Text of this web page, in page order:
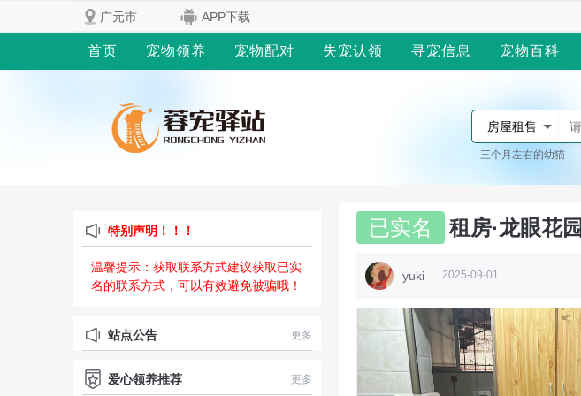
广元市 APP下载
首页 宠物领养 宠物配对 失宠认领 寻宠信息 宠物百科
房屋租售
三个月左右的幼猫
特别声明！！！
温馨提示：获取联系方式建议获取已实
名的联系方式，可以有效避免被骗哦！
站点公告 更多
爱心领养推荐 更多
已实名 租房·龙眼花园
yuki 2025-09-01